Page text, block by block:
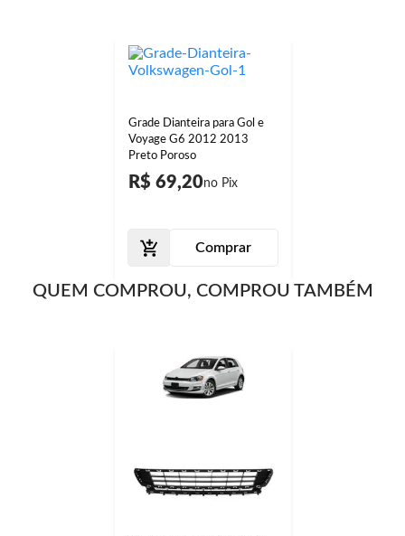
Grade Dianteira para Gol e
Voyage G6 2012 2013
Preto Poroso
R$ 69,20
Comprar
QUEM COMPROU, COMPROU TAMBÉM